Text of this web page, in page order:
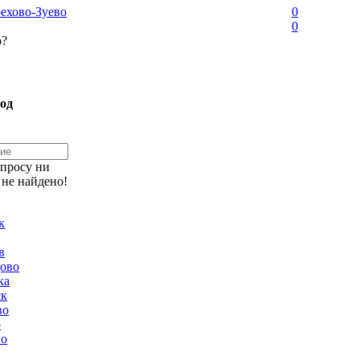
0
0
Зуево
ни
найдено!